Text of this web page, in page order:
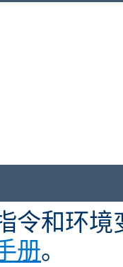
令和环
册。